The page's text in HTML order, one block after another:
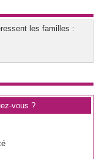
les familles :
vous ?